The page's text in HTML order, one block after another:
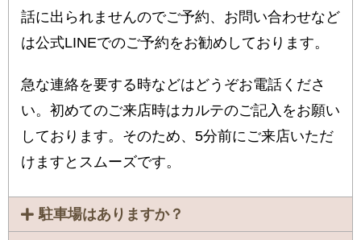
話に出られませんのでご予約、お問い合わせなど
は公式LINEでのご予約をお勧めしております。
急な連絡を要する時などはどうぞお電話くださ
い。 初めてのご来店時はカルテのご記入をお願い
しております。 そのため、5分前にご来店いただ
けますとスムーズです。
駐車場はありますか？